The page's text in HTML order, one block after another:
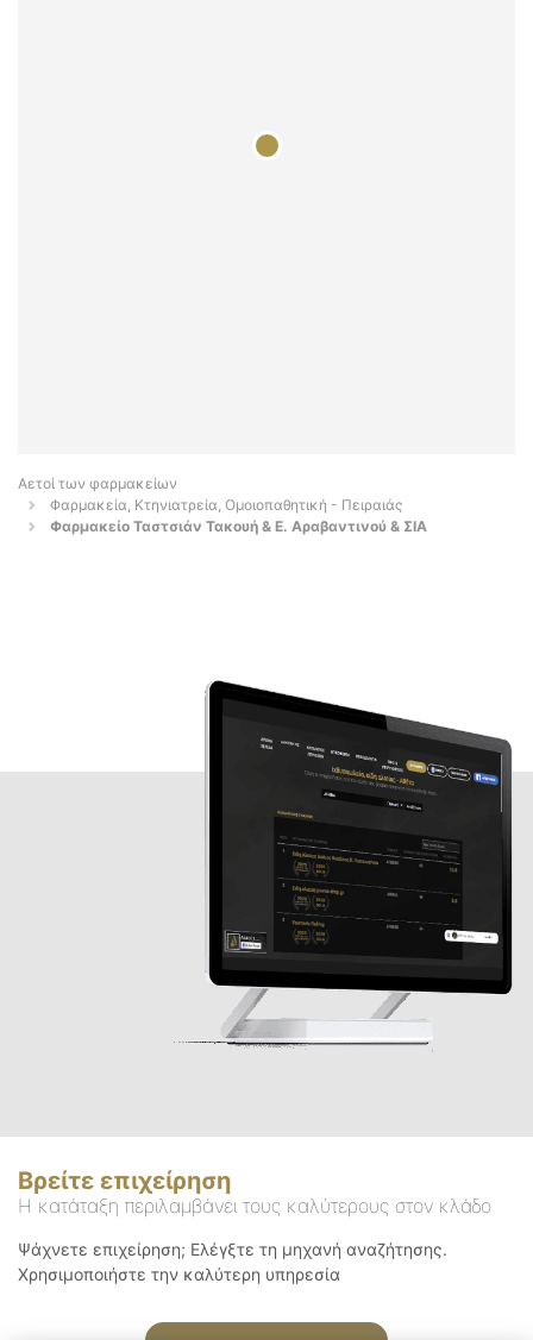
Αετοί των φαρμακείων
Φαρμακεία, Κτηνιατρεία, Ομοιοπαθητική - Πειραιάς
Φαρμακείο Ταστσιάν Τακουή & Ε. Αραβαντινού & ΣΙΑ
Βρείτε επιχείρηση
Η κατάταξη περιλαμβάνει τους καλύτερους στον κλάδο
Ψάχνετε επιχείρηση; Ελέγξτε τη μηχανή αναζήτησης.
Χρησιμοποιήστε την καλύτερη υπηρεσία